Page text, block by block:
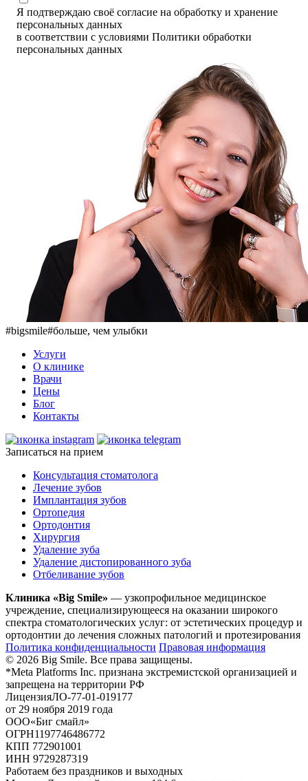
Я подтверждаю своё согласие на обработку и хранение
персональных данных
в соответствии с условиями Политики обработки
персональных данных
#bigsmile#больше, чем улыбки
Услуги
О клинике
Врачи
Цены
Блог
Контакты
Записаться на прием
Консультация стоматолога
Лечение зубов
Имплантация зубов
Ортопедия
Ортодонтия
Хирургия
Удаление зуба
Удаление дистопированного зуба
Отбеливание зубов
Клиника «Big Smile» — узкопрофильное медицинское
учреждение, специализирующееся на оказании широкого
спектра стоматологических услуг: от эстетических процедур и
ортодонтии до лечения сложных патологий и протезирования
Политика конфиденциальности Правовая информация
© 2026 Big Smile. Все права защищены.
*Meta Platforms Inc. признана экстремистской организацией и
запрещена на территории РФ
ЛицензияЛО-77-01-019177
от 29 ноября 2019 года
ООО«Биг смайл»
ОГРН1197746486772
КПП 772901001
ИНН 9729287319
Работаем без праздников и выходных